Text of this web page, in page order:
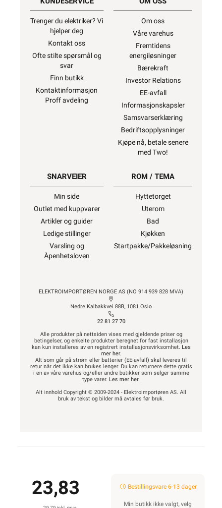
Trenger du elektriker? Vi
hjelper deg
Kontakt oss
Ofte stilte spørsmål og
svar
Finn butikk
Kontaktinformasjon
Proff avdeling
Om oss
Våre varehus
Fremtidens
energiløsninger
Bærekraft
Investor Relations
EE-avfall
Informasjonskapsler
Samsvarserklæring
Bedriftsopplysninger
Kjøpe nå, betale senere
med Two!
SNARVEIER
Min side
Outlet med kuppvarer
Artikler og guider
Ledige stillinger
Varsling og
Åpenhetsloven
ROM / TEMA
Hyttetorget
Uterom
Bad
Kjøkken
Startpakke/Pakkeløsning
ELEKTROIMPORTØREN NORGE AS (NO 914 939 828 MVA)
Nedre Kalbakkvei 88B, 1081 Oslo
22 81 27 70
Alle produkter på nettsiden vises med gjeldende priser og
betingelser, og enkelte produkter beregnet for fast installasjon
kan kun installeres av en registrert installasjonsvirksomhet. Les
mer her.
Alt som går på strøm eller batterier (EE-avfall) skal leveres til
retur når det ikke kan brukes lenger. Du kan returnere dette gratis
i en av våre varehus og/eller andre butikker som selger samme
type varer. Les mer her.
Alt innhold Copyright © 2009-2024 - Elektroimportøren AS. All
bruk av tekst og bilder må avtales før bruk.
23,83 Bestillingsvare 6-13 dager
Min butikk ikke valgt, velg